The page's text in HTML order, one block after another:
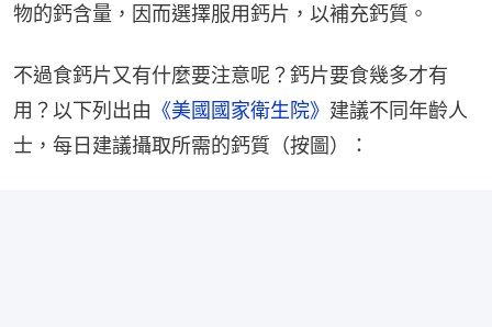
物的鈣含量，因而選擇服用鈣片，以補充鈣質。
不過食鈣片又有什麼要注意呢？鈣片要食幾多才有
用？以下列出由 《美國國家衛生院》 建議不同年齡人
士，每日建議攝取所需的鈣質（按圖）：